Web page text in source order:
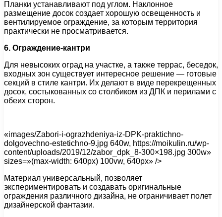
Планки устанавливают под углом. Наклонное
размещение досок создает хорошую освещенность и
вентилируемое ограждение, за которым территория
практически не просматривается.
6. Ограждение-кантри
Для невысоких оград на участке, а также террас, беседок,
входных зон существует интересное решение — готовые
секций в стиле кантри. Их делают в виде перекрещенных
досок, состыкованных со столбиком из ДПК и перилами с
обеих сторон.
«images/Zabori-i-ograzhdeniya-iz-DPK-praktichno-
dolgovechno-estetichno-9.jpg 640w, https://moikulin.ru/wp-
content/uploads/2019/12/zabor_dpk_8-300×198.jpg 300w»
sizes=»(max-width: 640px) 100vw, 640px» />
Материал универсальный, позволяет
экспериментировать и создавать оригинальные
ограждения различного дизайна, не ограничивает полет
дизайнерской фантазии.